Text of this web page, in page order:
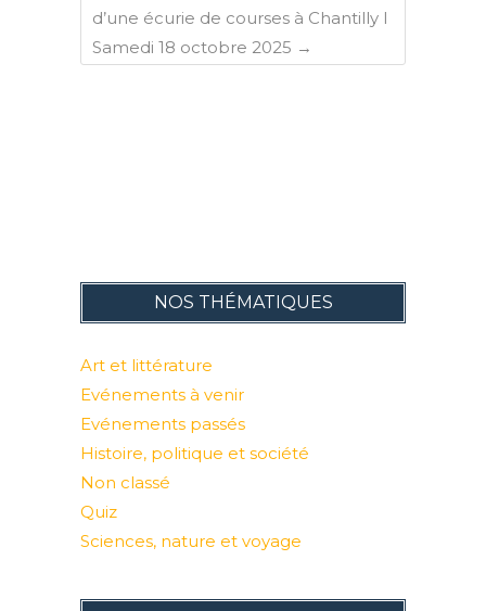
d’une écurie de courses à Chantilly I
Samedi 18 octobre 2025 →
NOS THÉMATIQUES
Art et littérature
Evénements à venir
Evénements passés
Histoire, politique et société
Non classé
Quiz
Sciences, nature et voyage